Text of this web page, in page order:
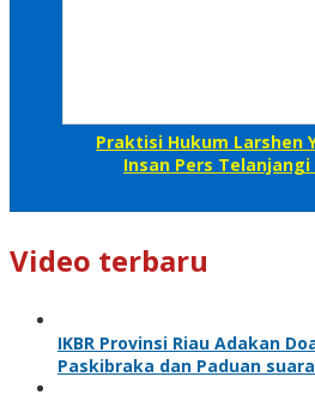
Praktisi Hukum Larshen
Insan Pers
Video terbaru
IKBR Provinsi Riau Adakan
Paskibraka dan Paduan